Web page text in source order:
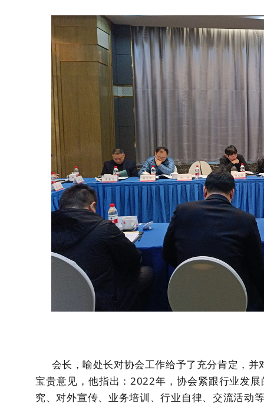
会长，喻处长对协会工作给予了充分肯定，并
宝贵意见，他指出：2022年，协会紧跟行业发
究、对外宣传、业务培训、行业自律、交流活动